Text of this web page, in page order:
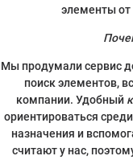
элементы от
Мы продумали сервис
поиск элементов,
компании. Удобный
ориентироваться
назначения и
считают у нас,